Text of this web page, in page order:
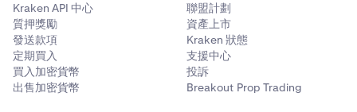
Kraken API 中心
質押獎勵
發送款項
定期買入
買入加密貨幣
出售加密貨幣
聯盟計劃
資產上市
Kraken 狀態
支援中心
投訴
Breakout Prop Trading